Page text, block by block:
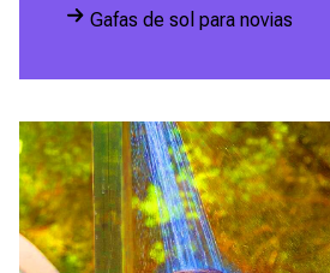
Gafas de sol para novias